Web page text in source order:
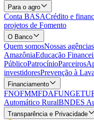
Para o agro
Conta BASACrédito e
projetos de Fomento
O Banco
Quem somosNossas agências
AmazôniaEducação
PúblicoPatrocínioParceiros
investidoresPrevenção à
Financiamento
FNOFMMFDA
Automático RuralBNDES
Transparência e Privacidade